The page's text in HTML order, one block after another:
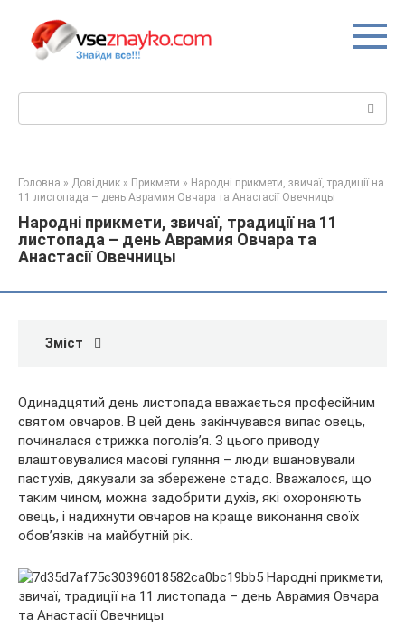
вмісту
Головна » Довідник » Прикмети » Народні прикмети, звичаї, традиції на
11 листопада – день Аврамия Овчара та Анастасії Овечницы
Народні прикмети, звичаї, традиції на 11
листопада – день Аврамия Овчара та
Анастасії Овечницы
Зміст
Одинадцятий день листопада вважається професійним
святом овчаров. В цей день закінчувався випас овець,
починалася стрижка поголів’я. З цього приводу
влаштовувалися масові гуляння – люди вшановували
пастухів, дякували за збережене стадо. Вважалося, що
таким чином, можна задобрити духів, які охороняють
овець, і надихнути овчаров на краще виконання своїх
обов’язків на майбутній рік.